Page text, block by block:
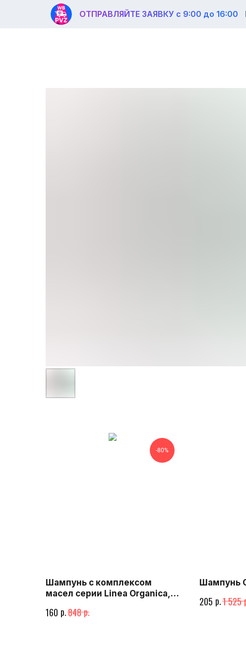
ОТПРАВЛЯЙТЕ ЗАЯВКУ с 9:00 до 16:00
-80%
Шампунь с комплексом
масел серии Linea Organica,
160 р.848р.
Шампунь
205 р.1 525